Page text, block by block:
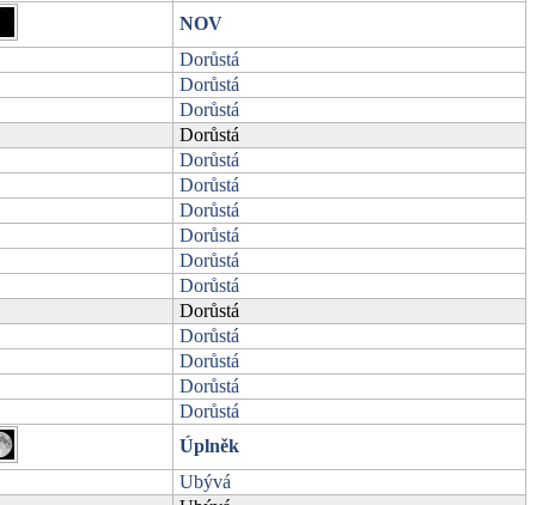
NOV
Dorůstá
Dorůstá
Dorůstá
Dorůstá
Dorůstá
Dorůstá
Dorůstá
Dorůstá
Dorůstá
Dorůstá
Dorůstá
Dorůstá
Dorůstá
Dorůstá
Dorůstá
Úplněk
Ubývá